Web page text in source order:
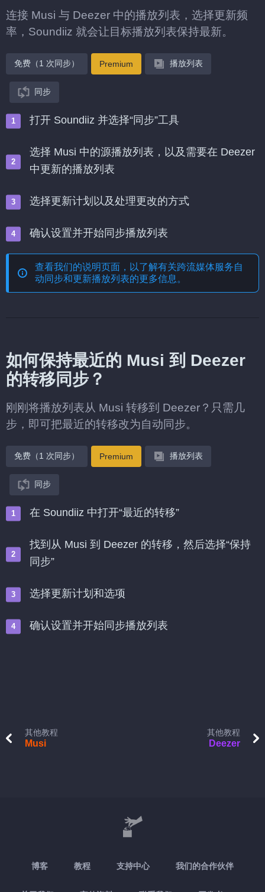
连接 Musi 与 Deezer 中的播放列表，选择更新频
率，Soundiiz 就会让目标播放列表保持最新。
免费（1 次同步） Premium 播放列表
同步
打开 Soundiiz 并选择“同步”工具
选择 Musi 中的源播放列表，以及需要在 Deezer
中更新的播放列表
选择更新计划以及处理更改的方式
确认设置并开始同步播放列表
查看我们的说明页面，以了解有关跨流媒体服务自
动同步和更新播放列表的更多信息。
如何保持最近的 Musi 到 Deezer
的转移同步？
刚刚将播放列表从 Musi 转移到 Deezer？只需几
步，即可把最近的转移改为自动同步。
免费（1 次同步） Premium 播放列表
同步
在 Soundiiz 中打开“最近的转移”
找到从 Musi 到 Deezer 的转移，然后选择“保持
同步”
选择更新计划和选项
确认设置并开始同步播放列表
其他教程
Musi
其他教程
Deezer
博客 教程 支持中心 我们的合作伙伴